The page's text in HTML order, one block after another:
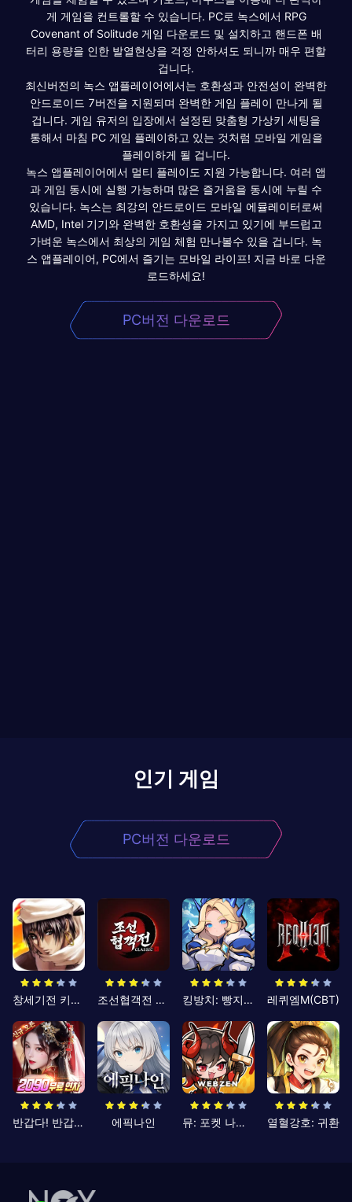
게 게임을 컨트롤할 수 있습니다. PC로 녹스에서 RPG
Covenant of Solitude 게임 다운로드 및 설치하고 핸드폰 배
터리 용량을 인한 발열현상을 걱정 안하셔도 되니까 매우 편할
겁니다.
최신버전의 녹스 앱플레이어에서는 호환성과 안전성이 완벽한
안드로이드 7버전을 지원되며 완벽한 게임 플레이 만나게 될
겁니다. 게임 유저의 입장에서 설정된 맞춤형 가상키 세팅을
통해서 마침 PC 게임 플레이하고 있는 것처럼 모바일 게임을
플레이하게 될 겁니다.
녹스 앱플레이어에서 멀티 플레이도 지원 가능합니다. 여러 앱
과 게임 동시에 실행 가능하며 많은 즐거움을 동시에 누릴 수
있습니다. 녹스는 최강의 안드로이드 모바일 에뮬레이터로써
AMD, Intel 기기와 완벽한 호환성을 가지고 있기에 부드럽고
가벼운 녹스에서 최상의 게임 체험 만나볼수 있을 겁니다. 녹
스 앱플레이어, PC에서 즐기는 모바일 라이프! 지금 바로 다운
로드하세요!
PC버전 다운로드
인기 게임
PC버전 다운로드
창세기전 키우기 조선협객전 클래식 킹방치: 빵지의 제왕 레퀴엠M(CBT)
반갑다! 반갑삼국지 에픽나인 뮤: 포켓 나이츠 열혈강호: 귀환